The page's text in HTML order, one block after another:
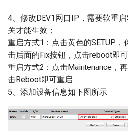
4、修改DEV1网口IP，需要软重
关才能生效；
重启方式1：点击黄色的SETUP，
击后面的Fix按钮，点击reboot即
重启方式2：点击Maintenance，
击Reboot即可重启
5、添加设备信息如下图所示